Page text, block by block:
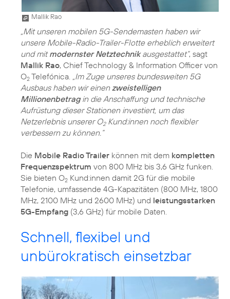
Mallik Rao
„Mit unseren mobilen 5G-Sendemasten haben wir
unsere Mobile-Radio-Trailer-Flotte erheblich erweitert
und mitmodernster Netztechnikausgestattet“, sagt
Mallik Rao, Chief Technology & Information Officer von
O2 Telefónica. „Im Zuge unseres bundesweiten 5G
Ausbaus haben wir einenzweistelligen
Millionenbetragin die Anschaffung und technische
Aufrüstung dieser Stationen investiert, um das
Netzerlebnis unserer O2Kund:innen noch flexibler
verbessern zu können.“
Die Mobile Radio Trailer können mit dem kompletten
Frequenzspektrum von 800 MHz bis 3,6 GHz funken.
Sie bieten O2 Kund:innen damit 2G für die mobile
Telefonie, umfassende 4G-Kapazitäten (800 MHz, 1800
MHz, 2100 MHz und 2600 MHz) und leistungsstarken
5G-Empfang (3,6 GHz) für mobile Daten.
Schnell, flexibel und
unbürokratisch einsetzbar